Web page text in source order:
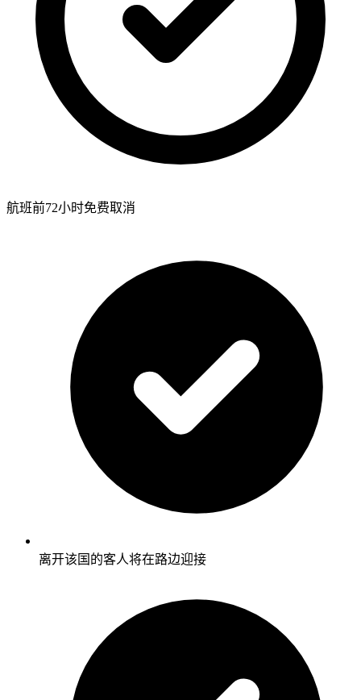
航班前72小时免费取消
离开该国的客人将在路边迎接